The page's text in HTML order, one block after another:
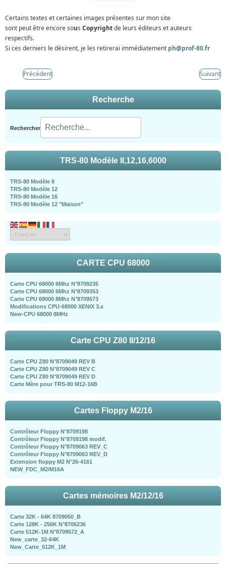
Certains textes et certaines images présentes sur mon site
sont peut être encore sous Copyrightde leurs éditeurs et auteurs
respectifs.
Si ces derniers le désirent, je les retirerai immédiatement ph@prof-80.fr
Précédent Suivant
Recherche
Rechercher
TRS-80 Modèle II,12,16,6000
TRS-80 Modèle II
TRS-80 Modèle 12
TRS-80 Modèle 16
TRS-80 Modèle 12 "Maison"
CARTE CPU 68000
Carte CPU 68000 6Mhz N°8709235
Carte CPU 68000 6Mhz N°8709353
Carte CPU 68000 8Mhz N°8709573
Modifications CPU-68000 XENIX 3.x
New-CPU 68000 8MHz
Carte CPU Z80 II/12/16
Carte CPU Z80 N°8709049 REV B
Carte CPU Z80 N°8709049 REV C
Carte CPU Z80 N°8709049 REV D
Carte Mère pour TRS-80 M12-16B
Cartes Floppy M2/16
Contrôleur Floppy N°8709198
Contrôleur Floppy N°8709198 modif.
Contrôleur Floppy N°8709063 REV_C
Contrôleur Floppy N°8709063 REV_D
Extension floppy M2 N°26-4161
NEW_FDC_M2/M16A
Cartes mémoires M2/12/16
Carte 32K - 64K 8709050_B
Carte 128K - 256K N°8706236
Carte 512K-1M N°8709572_A
New_carte_32-64K
New_Carte_512K_1M